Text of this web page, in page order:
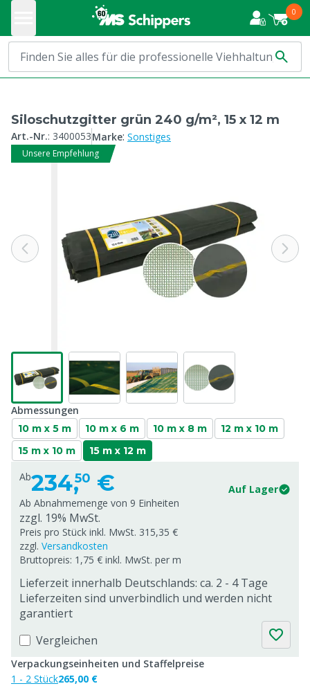
0
Siloschutzgitter grün 240 g/m², 15 x 12 m
Art.-Nr.: 3400053Marke: Sonstiges
Unsere Empfehlung
Abmessungen
10 m x 5 m 10 m x 6 m 10 m x 8 m
12 m x 10 m
15 m x 10 m
15 m x 12 m
Ab234,50 €
Auf Lager
Ab Abnahmemenge von 9 Einheiten
zzgl. 19% MwSt.
Preis pro Stück inkl. MwSt. 315,35 €
zzgl. Versandkosten
Bruttopreis: 1,75 € inkl. MwSt. per m
Lieferzeit innerhalb Deutschlands: ca. 2 - 4 Tage
Lieferzeiten sind unverbindlich und werden nicht
garantiert
Vergleichen
Verpackungseinheiten und Staffelpreise
1 - 2 Stück265,00 €